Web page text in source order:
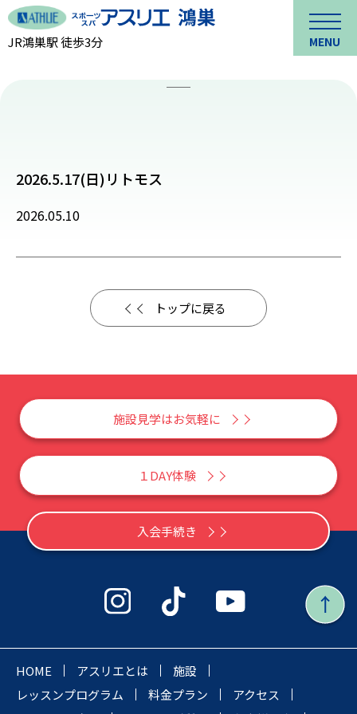
JR鴻巣駅 徒歩3分 MENU
2026.5.17(日)リトモス
2026.05.10
トップに戻る
施設見学はお気軽に
１DAY体験
入会手続き
HOME アスリエとは
施設
レッスンプログラム
料金プラン
アクセス